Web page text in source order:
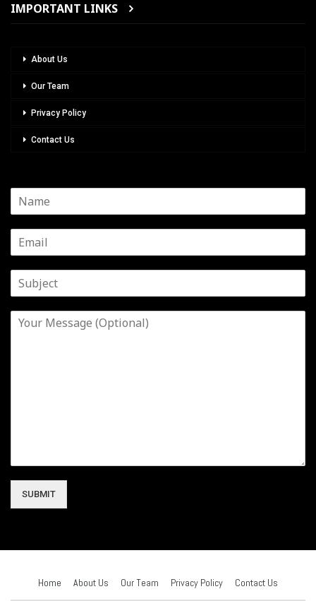
IMPORTANT LINKS
About Us
Our Team
Privacy Policy
Contact Us
SUBMIT
Home About Us Our Team Privacy Policy Contact Us